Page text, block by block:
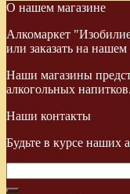
О нашем магазине
Алкомаркет
или заказать на нашем
Наши магазины
алкогольных напитков.
Наши контакты
Будьте в курсе наших